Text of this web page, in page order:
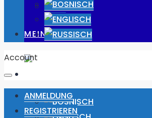
JOBS
MEIN PROFIL
Account
ANMELDUNG
REGISTRIEREN